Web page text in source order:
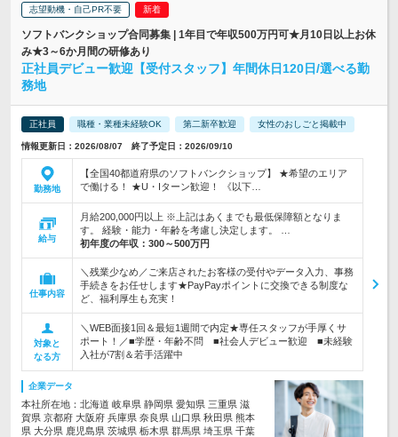
志望動機・自己PR不要
ソフトバンクショップ合同募集 | 1年目で年収500万円可★月10日以上お休
み★3～6か月間の研修あり
正社員デビュー歓迎【受付スタッフ】年間休日120日/選べる勤
務地
正社員 職種・業種未経験OK 第二新卒歓迎 女性のおしごと掲載中
情報更新日：2026/08/07 終了予定日：2026/09/10
勤務地
【全国40都道府県のソフトバンクショップ】 ★希望のエリア
で働ける！ ★U・Iターン歓迎！ 《以下…
給与
月給200,000円以上 ※上記はあくまでも最低保障額となりま
す。 経験・能力・年齢を考慮し決定します。 …
初年度の年収： 300～500万円
仕事内容
＼残業少なめ／ご来店されたお客様の受付やデータ入力、事務
手続きをお任せします★PayPayポイントに交換できる制度な
ど、福利厚生も充実！
対象と
なる方
＼WEB面接1回＆最短1週間で内定★専任スタッフが手厚くサ
ポート！／■学歴・年齢不問 ■社会人デビュー歓迎 ■未経験
入社が7割＆若手活躍中
企業データ
本社所在地：北海道 岐阜県 静岡県 愛知県 三重県 滋
賀県 京都府 大阪府 兵庫県 奈良県 山口県 秋田県 熊本
県 大分県 鹿児島県 茨城県 栃木県 群馬県 埼玉県 千葉